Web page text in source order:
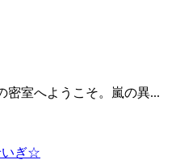
密室へようこそ。嵐の異...